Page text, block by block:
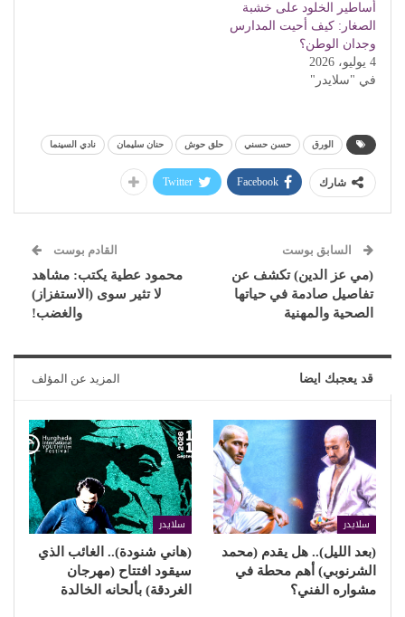
أساطير الخلود على خشبة
الصغار: كيف أحيت المدارس
وجدان الوطن؟
4 يوليو، 2026
في "سلايدر"
الورق حسن حسني حلق حوش حنان سليمان نادي السينما
شارك Facebook
Twitter
السابق بوست
(مي عز الدين) تكشف عن
تفاصيل صادمة في حياتها
الصحية والمهنية
القادم بوست
محمود عطية يكتب: مشاهد
لا تثير سوى (الاستفزاز)
والغضب!
قد يعجبك ايضا المزيد عن المؤلف
سلايدر
(بعد الليل).. هل يقدم (محمد
الشرنوبي) أهم محطة في
مشواره الفني؟
سلايدر
(هاني شنودة).. الغائب الذي
سيقود افتتاح (مهرجان
الغردقة) بألحانه الخالدة